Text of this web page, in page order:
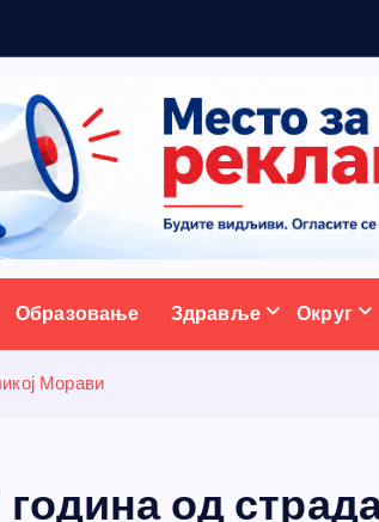
Образовање Здравље Округ
Морави
од